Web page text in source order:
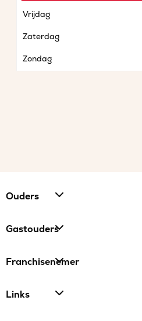
Vrijdag
Zaterdag
Zondag
Ouders
Gastouders
Franchisenemer
Links